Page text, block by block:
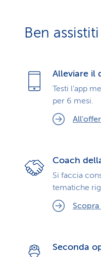
Ben
Alleviare il
Testi l’app
per 6 mesi.
Coach
Si faccia
tematiche
Seconda